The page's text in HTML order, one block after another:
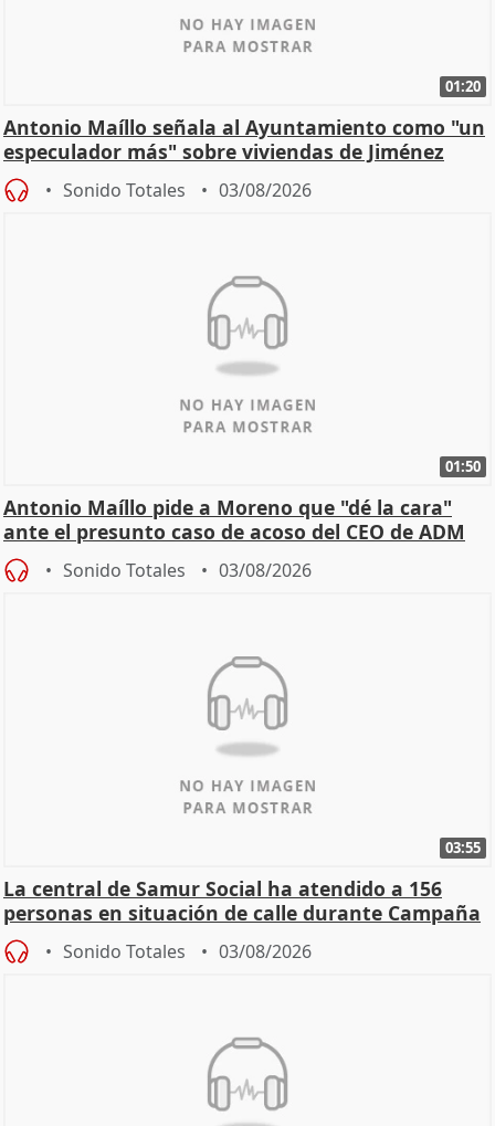
01:20
Antonio Maíllo señala al Ayuntamiento como "un
especulador más" sobre viviendas de Jiménez
Becerril
Sonido Totales 03/08/2026
01:50
Antonio Maíllo pide a Moreno que "dé la cara"
ante el presunto caso de acoso del CEO de ADM
Sonido Totales 03/08/2026
03:55
La central de Samur Social ha atendido a 156
personas en situación de calle durante Campaña
de Calor
Sonido Totales 03/08/2026